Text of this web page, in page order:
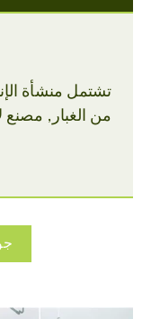
تشتمل منشأة
من الغبار, مصنع